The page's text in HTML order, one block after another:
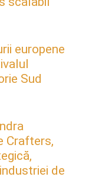
europene
Sud
Crafters,
de